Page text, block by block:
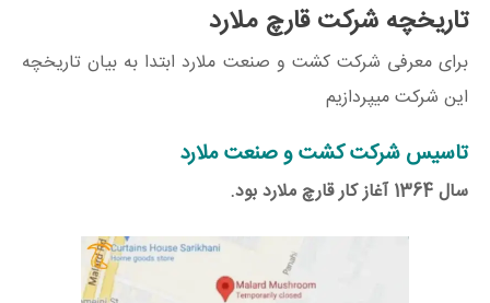
تاریخچه شرکت قارچ ملارد
برای معرفی شرکت کشت و صنعت ملارد ابتدا به بیان تاریخچه
این شرکت میپردازیم
تاسیس شرکت کشت و صنعت ملارد
سال 1364 آغاز کار قارچ ملارد بود.